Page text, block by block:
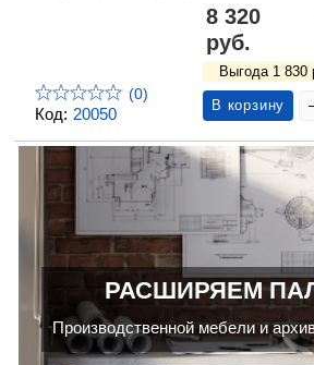
Код: 20050
(0)
8 320
руб.
Выгода 1 830
В корзину
РАСШИРЯЕМ
Производственной мебели и